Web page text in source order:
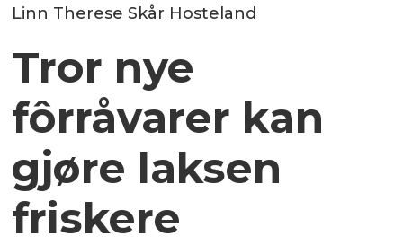
Linn Therese Skår Hosteland
Tror nye
fôrråvarer kan
gjøre laksen
friskere